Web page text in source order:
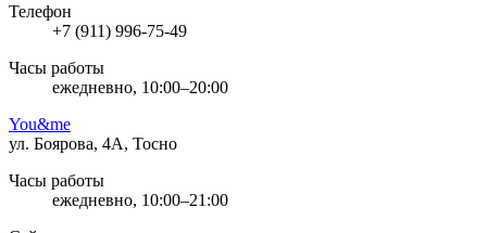
Телефон
+7 (911) 996-75-49
Часы работы
ежедневно, 10:00–20:00
You&me
ул. Боярова, 4А, Тосно
Часы работы
ежедневно, 10:00–21:00